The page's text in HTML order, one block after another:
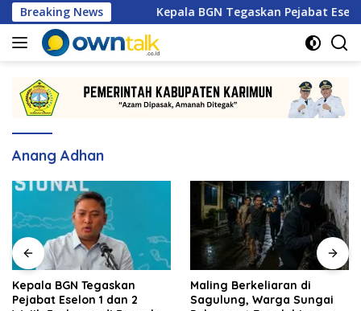
Langsung
ke
konten
Breaking News
2026 Kepala BGN Tegaskan Pejabat Eselon 1
Anang Adhan
Kepala BGN Tegaskan
Pejabat Eselon 1 dan 2
Maling Berkeliaran di
Sagulung, Warga Sungai